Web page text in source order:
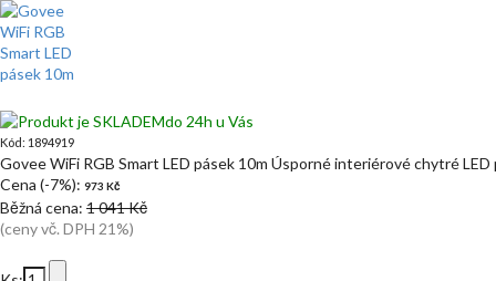
do 24h u Vás
Kód: 1894919
Govee WiFi RGB Smart LED pásek 10m Úsporné interiérové chytré
Cena (-7%): 973 Kč
Běžná cena: 1 041 Kč
(ceny vč. DPH 21%)